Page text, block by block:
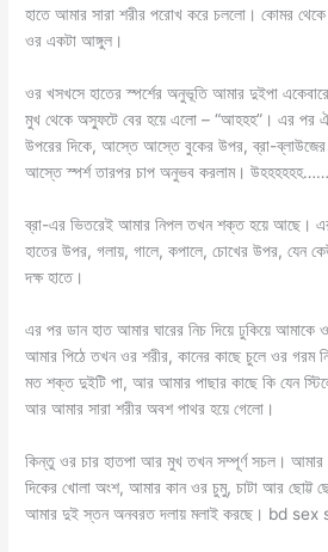
হাতে আমার সারা শরীর পরোখ করে চললো। কোমর থেকে
ওর একটা আঙ্গুল।
ওর খসখসে হাতের স্পর্শের অনুভূতি আমার দুইপা
মুখ থেকে অস্ফুটে বের হয়ে এলো – “আহহহ”। এর পর ঐ
উপরের দিকে, আস্তে আস্তে বুকের উপর, ব্রা-
আস্তে স্পর্শ তারপর চাপ অনুভব করলাম।
ব্রা-এর ভিতরেই আমার নিপল তখন শক্ত হয়ে আছে।
হাতের উপর, গলায়, গালে, কপালে, চোখের উপর, যেন
দক্ষ হাতে।
এর পর ডান হাত আমার ঘারের নিচ দিয়ে ঢুকিয়ে আমাকে
আমার পিঠে তখন ওর শরীর, কানের কাছে চুলে ওর গরম
মত শক্ত দুইটি পা, আর আমার পাছার কাছে কি যেন
আর আমার সারা শরীর অবশ পাথর হয়ে গেলো।
কিন্তু ওর চার হাতপা আর মুখ তখন সম্পূর্ণ সচল। আমার
দিকের খোলা অংশ, আমার কান ওর চুমু, চাটা আর ছোট্ট
আমার দুই স্তন অনবরত দলায় মলাই করছে। bd sex